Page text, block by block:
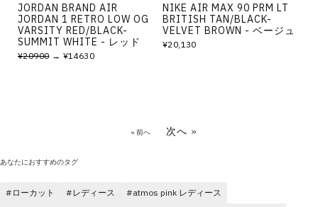
JORDAN BRAND AIR
JORDAN 1 RETRO LOW OG
VARSITY RED/BLACK-
SUMMIT WHITE - レッド
¥20900→ ¥14630
NIKE AIR MAX 90 PRM LT
BRITISH TAN/BLACK-
VELVET BROWN - ベージュ
¥20,130
« 前へ 次へ »
あなたにおすすめのタグ
ローカット レディース
atmos pink レディース